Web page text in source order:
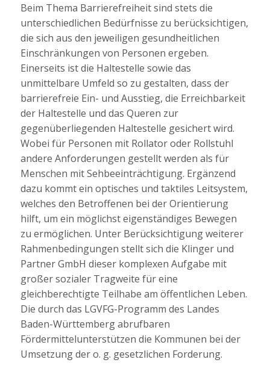
Beim Thema Barrierefreiheit sind stets die
unterschiedlichen Bedürfnisse zu berücksichtigen,
die sich aus den jeweiligen gesundheitlichen
Einschränkungen von Personen ergeben.
Einerseits ist die Haltestelle sowie das
unmittelbare Umfeld so zu gestalten, dass der
barrierefreie Ein- und Ausstieg, die Erreichbarkeit
der Haltestelle und das Queren zur
gegenüberliegenden Haltestelle gesichert wird.
Wobei für Personen mit Rollator oder Rollstuhl
andere Anforderungen gestellt werden als für
Menschen mit Sehbeeinträchtigung. Ergänzend
dazu kommt ein optisches und taktiles Leitsystem,
welches den Betroffenen bei der Orientierung
hilft, um ein möglichst eigenständiges Bewegen
zu ermöglichen. Unter Berücksichtigung weiterer
Rahmenbedingungen stellt sich die Klinger und
Partner GmbH dieser komplexen Aufgabe mit
großer sozialer Tragweite für eine
gleichberechtigte Teilhabe am öffentlichen Leben.
Die durch das LGVFG-Programm des Landes
Baden-Württemberg abrufbaren
Fördermittelunterstützen die Kommunen bei der
Umsetzung der o. g. gesetzlichen Forderung.